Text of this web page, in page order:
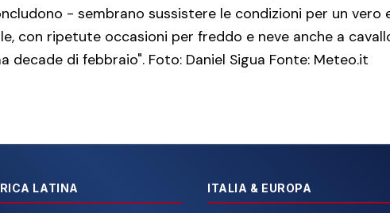
- sembrano sussistere le condizioni per un vero
con ripetute occasioni per freddo e neve anche a
decade di febbraio". Foto: Daniel Sigua Fonte: Meteo.it
LATINA ITALIA & EUROPA